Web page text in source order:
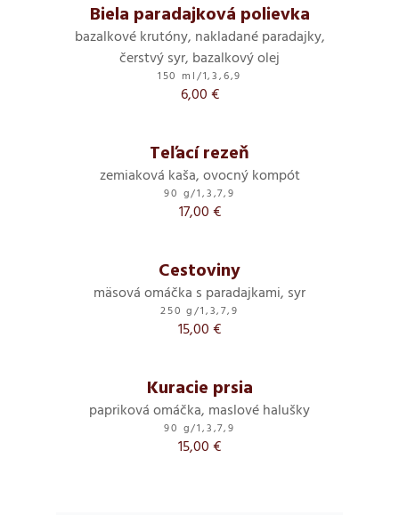
Biela paradajková polievka
6,00 €
bazalkové krutóny, nakladané paradajky,
čerstvý syr, bazalkový olej
150 ml/1,3,6,9
Teľací rezeň
17,00 €
zemiaková kaša, ovocný kompót
90 g/1,3,7,9
Cestoviny
15,00 €
mäsová omáčka s paradajkami, syr
250 g/1,3,7,9
Kuracie prsia
15,00 €
papriková omáčka, maslové halušky
90 g/1,3,7,9